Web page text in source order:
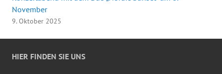
November
9. Oktober 2025
HIER FINDEN SIE UNS